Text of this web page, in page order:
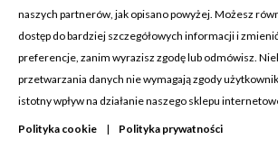
Budzisz 73A
39-200 Dębica
Dominik:
Klaudia: +48 730634730
naszych partnerów, jak opisano powyżej. Możesz
dostęp do bardziej szczegółowych informacji i
preferencje, zanim wyrazisz zgodę lub odmówisz.
przetwarzania danych nie wymagają zgody
istotny wpływ na działanie naszego sklepu
Polityka cookie | Polityka prywatności